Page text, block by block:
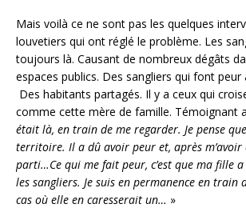
Mais voilà ce ne sont pas les quelques
louvetiers qui ont réglé le problème. Les
toujours là. Causant de nombreux dégâts
espaces publics. Des sangliers qui font peur
Des habitants partagés. Il y a ceux qui
comme cette mère de famille. Témoignant
était là, en train de me regarder. Je pense
territoire. Il a dû avoir peur et, après m’avoir
parti…Ce qui me fait peur, c’est que ma fille
les sangliers. Je suis en permanence en train
cas où elle en caresserait un… »